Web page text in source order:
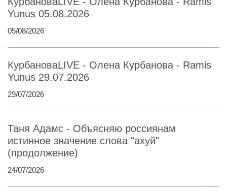
Yunus 05.08.2026
05/08/2026
КурбановаLIVE - Олена Курбанова - Ramis
Yunus 29.07.2026
29/07/2026
Таня Адамс - Объясняю россиянам
истинное значение слова "ахуй"
(продолжение)
24/07/2026